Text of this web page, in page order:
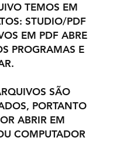
TEMOS EM
STUDIO/PDF
EM PDF ABRE
PROGRAMAS E
SÃO
PORTANTO
ABRIR EM
COMPUTADOR